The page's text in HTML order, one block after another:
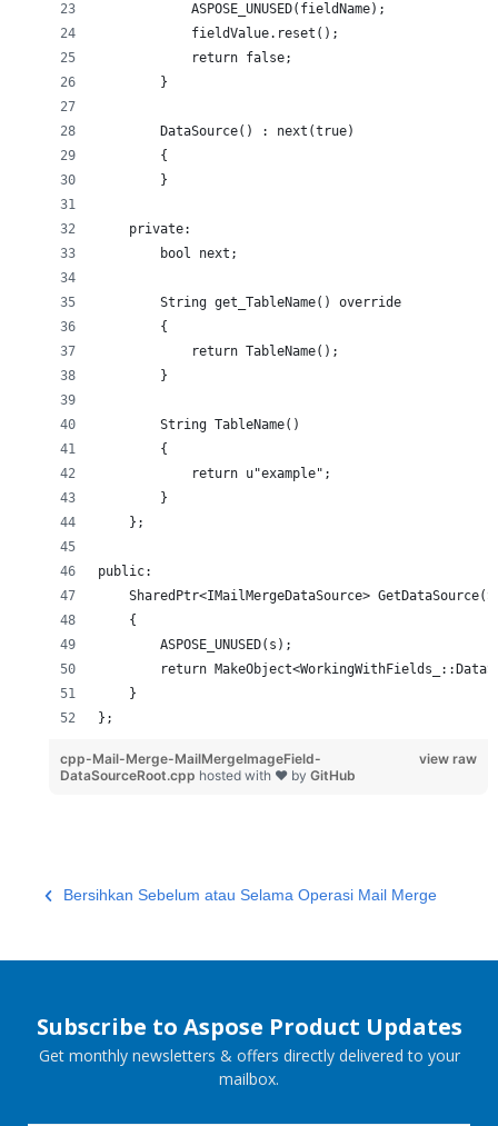
            ASPOSE_UNUSED(fieldName);
            fieldValue.reset();
            return false;
        }
        DataSource() : next(true)
        {
        }
    private:
        bool next;
        String get_TableName() override
        {
            return TableName();
        }
        String TableName()
        {
            return u"example";
        }
    };
public:
SharedPtr<IMailMergeDataSource>
    {
        ASPOSE_UNUSED(s);
return
    }
};
view raw
cpp-Mail-Merge-MailMergeImageField-
DataSourceRoot.cpp hosted with ❤ by GitHub
Bersihkan Sebelum atau Selama Operasi Mail Merge
Subscribe to Aspose Product Updates
Get monthly newsletters & offers directly delivered to your
mailbox.